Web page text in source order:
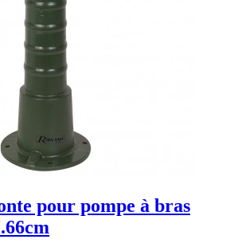
pour pompe à bras